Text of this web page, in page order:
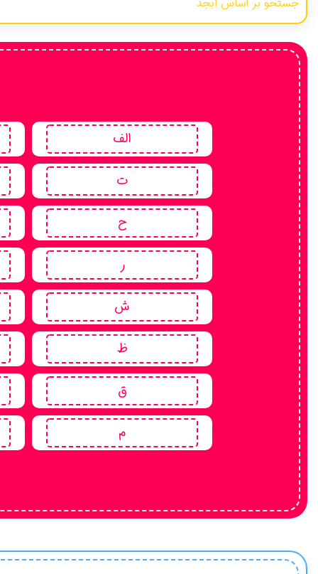
سانسکریت
یونانی
مغولی
زرتشتی
بلوچی
الف
ت
ح
ر
ش
ظ
ق
م